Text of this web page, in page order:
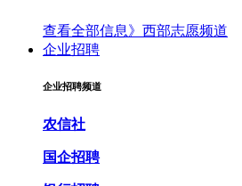
查看全部信息》 西部志愿频道
企业招聘
企业招聘频道
农信社
国企招聘